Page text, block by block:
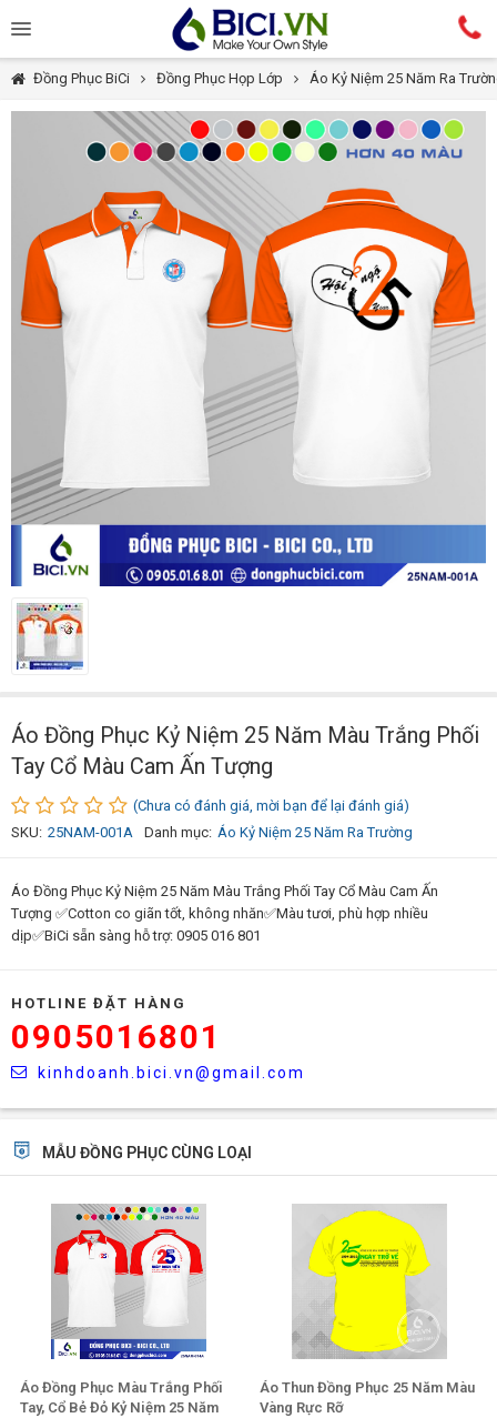
Đồng Phục BiCi Đồng Phục Họp Lớp Áo Kỷ Niệm 25 Năm Ra
Áo Đồng Phục Kỷ Niệm 25 Năm Màu Trắng Phối
Tay Cổ Màu Cam Ấn Tượng
(Chưa có đánh giá, mời bạn để lại đánh giá)
SKU: 25NAM-001A Danh mục: Áo Kỷ Niệm 25 Năm Ra Trường
Áo Đồng Phục Kỷ Niệm 25 Năm Màu Trắng Phối Tay Cổ Màu Cam Ấn
Tượng ✅Cotton co giãn tốt, không nhăn✅Màu tươi, phù hợp nhiều
dịp✅BiCi sẵn sàng hỗ trợ: 0905 016 801
HOTLINE ĐẶT HÀNG
0905016801
kinhdoanh.bici.vn@gmail.com
MẪU ĐỒNG PHỤC CÙNG LOẠI
Áo Đồng Phục Màu Trắng Phối
Tay, Cổ Bẻ Đỏ Kỷ Niệm 25 Năm
Áo Thun Đồng Phục 25 Năm Màu
Vàng Rực Rỡ